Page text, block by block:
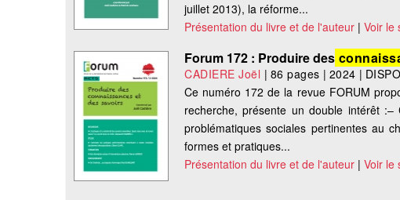
juillet 2013), la réforme...
Présentation du livre et de l'auteur |Voir le
Forum 172 : Produire des
CADIERE Joël | 86 pages | 2024 |
Ce numéro 172 de la revue FORUM
recherche, présente un double intérêt :–
problématiques sociales pertinentes au
formes et pratiques...
Présentation du livre et de l'auteur |Voir le